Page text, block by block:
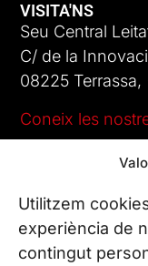
Utilitzem
experiència de
contingut
VISITA'NS
Seu Central
C/ de la
08225 Terrassa,
Coneix les
Tel. (+34) 937
SEGUEIX-NOS